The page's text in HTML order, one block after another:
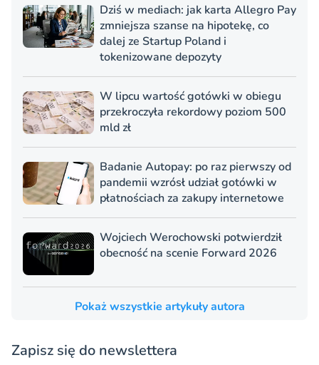
Dziś w mediach: jak karta Allegro Pay
zmniejsza szanse na hipotekę, co
dalej ze Startup Poland i
tokenizowane depozyty
W lipcu wartość gotówki w obiegu
przekroczyła rekordowy poziom 500
mld zł
Badanie Autopay: po raz pierwszy od
pandemii wzrósł udział gotówki w
płatnościach za zakupy internetowe
Wojciech Werochowski potwierdził
obecność na scenie Forward 2026
Pokaż wszystkie artykuły autora
Zapisz się do newslettera